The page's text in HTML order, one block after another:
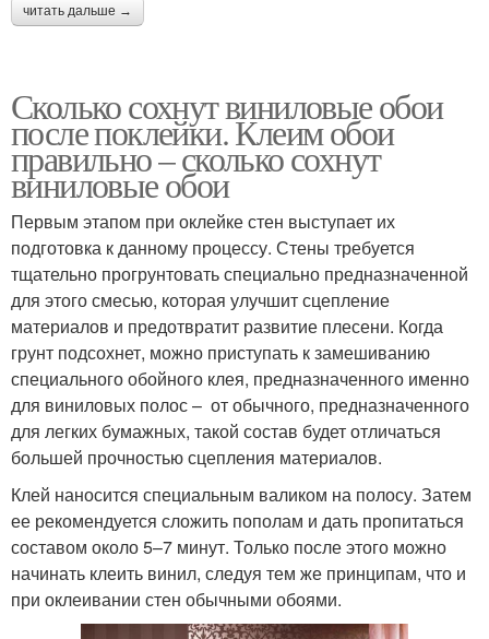
читать дальше →
Сколько сохнут виниловые обои
после поклейки. Клеим обои
правильно – сколько сохнут
виниловые обои
Первым этапом при оклейке стен выступает их
подготовка к данному процессу. Стены требуется
тщательно прогрунтовать специально предназначенной
для этого смесью, которая улучшит сцепление
материалов и предотвратит развитие плесени. Когда
грунт подсохнет, можно приступать к замешиванию
специального обойного клея, предназначенного именно
для виниловых полос – от обычного, предназначенного
для легких бумажных, такой состав будет отличаться
большей прочностью сцепления материалов.
Клей наносится специальным валиком на полосу. Затем
ее рекомендуется сложить пополам и дать пропитаться
составом около 5–7 минут. Только после этого можно
начинать клеить винил, следуя тем же принципам, что и
при оклеивании стен обычными обоями.